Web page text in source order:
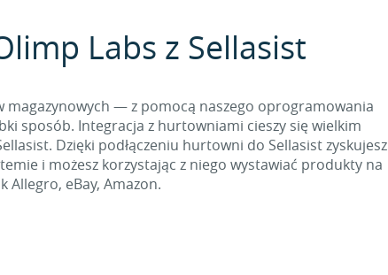
Labs z Sellasist
magazynowych — z pomocą naszego oprogramowania
sposób. Integracja z hurtowniami cieszy się wielkim
Dzięki podłączeniu hurtowni do Sellasist zyskujesz
i możesz korzystając z niego wystawiać produkty na
Allegro, eBay, Amazon.